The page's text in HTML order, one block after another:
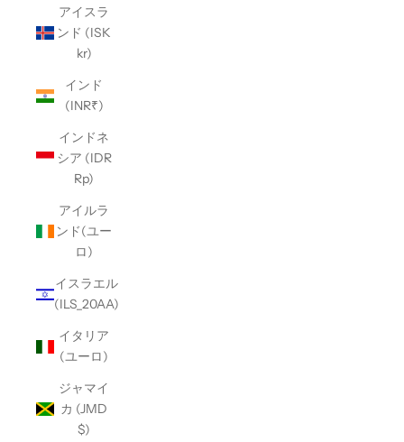
アイスラ
ンド (ISK
kr)
インド
(INR₹)
インドネ
シア (IDR
Rp)
アイルラ
ンド(ユー
ロ)
イスラエル
(ILS_20AA)
イタリア
(ユーロ)
ジャマイ
カ (JMD
$)